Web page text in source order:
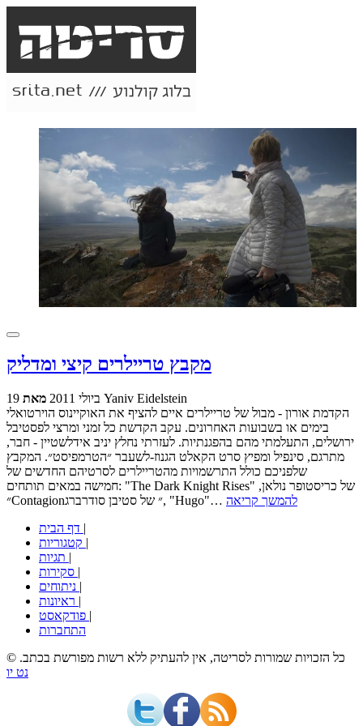
מקבץ טריילרים קיצי ומדליק
19 ביולי 2011 Yaniv Eidelstein
הקדמת אורון - מבול של טריילרים איים להציף את האוקיינוס הוירטואלי
בימים או בשבועות האחרונים. עקב הקדשת כל זמני ומרצי לפסטיבל
ירושלים, התעלמתי מהם בהפגנתיות. לעזרתי נחלץ יניב אידלשטיין - חבר,
מתרגם, סינפיל ומפיץ סרט הקאלט הגנוז-לשעבר ״הטרמפיסט״. המקבץ
שלפניכם כולל התרשמויות מהטריילרים לסרטיהם החדשים של
חמישה במאים תותחים: "The Dark Knight Rises" של כריסטופר נולאן,
״Contagion״ של סטיבן סודרברג, "Hugo"… להמשך קריאה
|
|
|
|
|
|
|
התחברות
© כל הזכויות שמורות לסריטה, אין להעתיק ללא רשות מפורשת בכתב.
נט יו